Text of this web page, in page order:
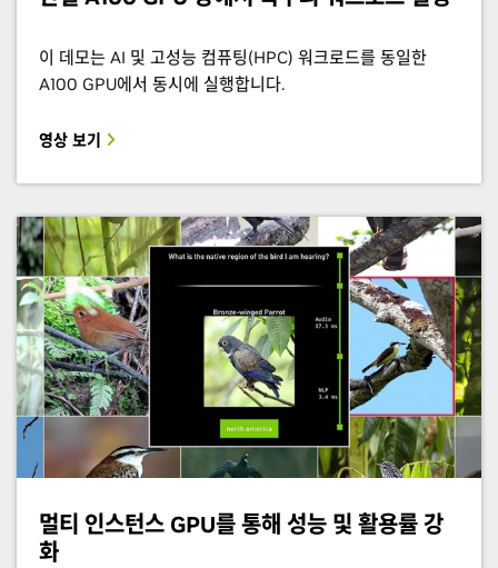
이 데모는 AI 및 고성능 컴퓨팅(HPC) 워크로드를 동일한
A100 GPU에서 동시에 실행합니다.
영상 보기
멀티 인스턴스 GPU를 통해 성능 및 활용률 강
화